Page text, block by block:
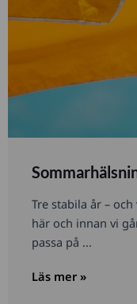
Tre stabila år –
här och innan vi
passa på ...
Läs mer »